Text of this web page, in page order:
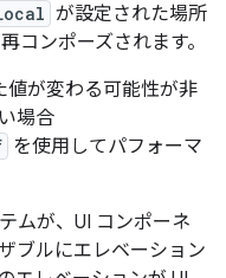
が設定された場所
コンポーズされます。
値が変わる可能性が非
場合
を使用してパフォーマ
ムが、UI コンポーネ
ブルにエレベーション